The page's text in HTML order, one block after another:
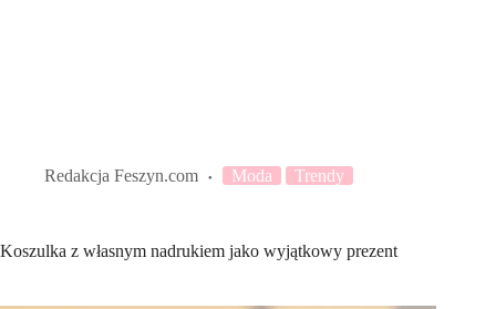
Redakcja Feszyn.com Moda Trendy
Koszulka z własnym nadrukiem jako wyjątkowy prezent